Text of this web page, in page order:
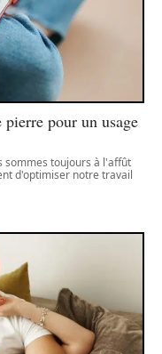
pour un usage
sommes toujours à l'affût
d'optimiser notre travail